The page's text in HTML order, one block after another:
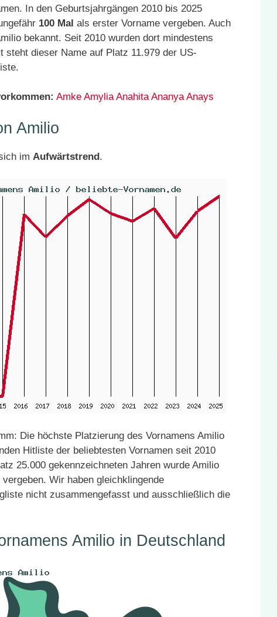
In den Geburtsjahrgängen 2010 bis 2025
100 Mal als erster Vorname vergeben. Auch
bekannt. Seit 2010 wurden dort mindestens
steht dieser Name auf Platz 11.979 der US-
Amke Amylia Anahita Ananya Anays
Amilio
im Aufwärtstrend.
Die höchste Platzierung des Vornamens Amilio
Hitliste der beliebtesten Vornamen seit 2010
25.000 gekennzeichneten Jahren wurde Amilio
Wir haben gleichklingende
nicht zusammengefasst und ausschließlich die
Amilio in Deutschland